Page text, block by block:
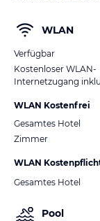
WLAN
Verfügbar
Kostenloser WLAN-
Internetzugang
WLAN Kostenfrei
Gesamtes Hotel
Zimmer
WLAN
Gesamtes Hotel
Pool